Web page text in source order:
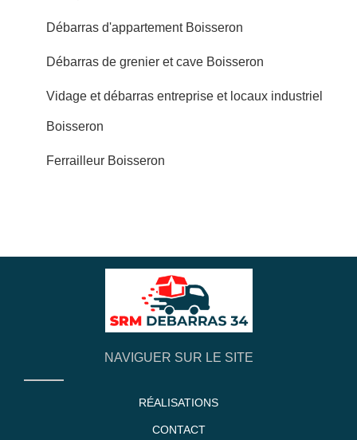
Débarras d'appartement Boisseron
Débarras de grenier et cave Boisseron
Vidage et débarras entreprise et locaux industriel
Boisseron
Ferrailleur Boisseron
NAVIGUER SUR LE SITE
RÉALISATIONS
CONTACT